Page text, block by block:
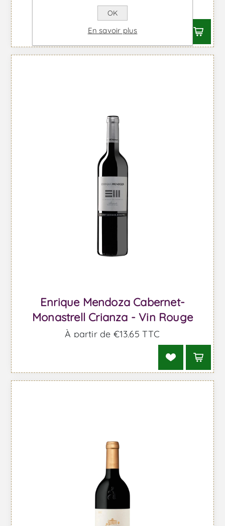
À partir de €13,65 TTC
Enrique Mendoza Cabernet-
Monastrell Crianza - Vin Rouge
À partir de €13,65 TTC
OK
En savoir plus